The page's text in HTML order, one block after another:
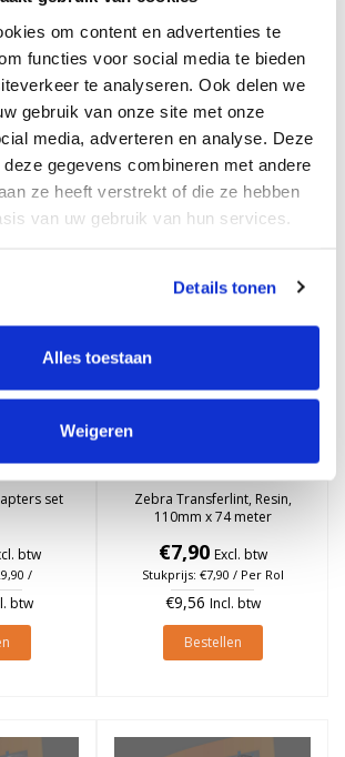
om content en advertenties te
functies voor social media te bieden
te analyseren. Ook delen we
gebruik van onze site met onze
media, adverteren en analyse. Deze
gegevens combineren met andere
ze heeft verstrekt of die ze hebben
van uw gebruik van hun services.
Details tonen
Alles toestaan
Weigeren
(USB)
Excl. btw
Incl. btw
Zebra Labelprinter, ZD421T,
USB+Ethernet, 203 dpi
€429,00 Excl. btw
Stukprijs: €429,00 /
€519,09 Incl. btw
Bestellen
set
btw
/
btw
Zebra Transferlint, Resin,
110mm x 74 meter
€7,90 Excl. btw
Stukprijs: €7,90 / Per Rol
€9,56 Incl. btw
Bestellen